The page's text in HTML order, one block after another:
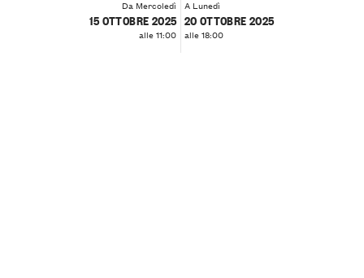
Da Mercoledì
15 OTTOBRE 2025
alle 11:00
A Lunedì
20 OTTOBRE 2025
alle 18:00